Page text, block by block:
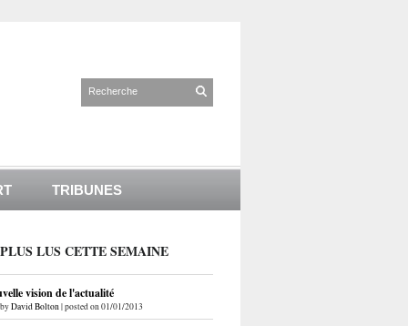
TRIBUNES
LUS CETTE SEMAINE
vision de l'actualité
byDavid Bolton|posted on 01/01/2013